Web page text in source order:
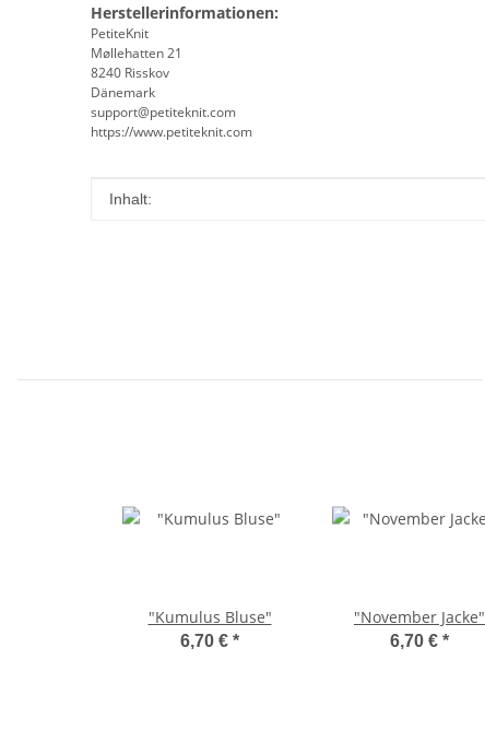
Herstellerinformationen:
PetiteKnit
Møllehatten 21
8240 Risskov
Dänemark
support@petiteknit.com
https://www.petiteknit.com
Produkteigenschaft
Wert
Inhalt:
"Kumulus Bluse"
6,70 € *
"November Jacke"
6,70 € *